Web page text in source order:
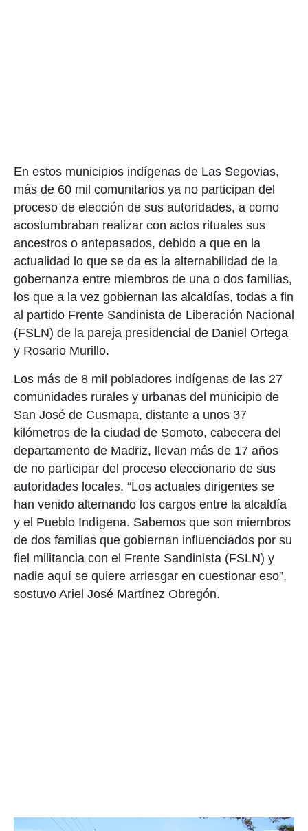
En estos municipios indígenas de Las Segovias,
más de 60 mil comunitarios ya no participan del
proceso de elección de sus autoridades, a como
acostumbraban realizar con actos rituales sus
ancestros o antepasados, debido a que en la
actualidad lo que se da es la alternabilidad de la
gobernanza entre miembros de una o dos familias,
los que a la vez gobiernan las alcaldías, todas a fin
al partido Frente Sandinista de Liberación Nacional
(FSLN) de la pareja presidencial de Daniel Ortega
y Rosario Murillo.
Los más de 8 mil pobladores indígenas de las 27
comunidades rurales y urbanas del municipio de
San José de Cusmapa, distante a unos 37
kilómetros de la ciudad de Somoto, cabecera del
departamento de Madriz, llevan más de 17 años
de no participar del proceso eleccionario de sus
autoridades locales. “Los actuales dirigentes se
han venido alternando los cargos entre la alcaldía
y el Pueblo Indígena. Sabemos que son miembros
de dos familias que gobiernan influenciados por su
fiel militancia con el Frente Sandinista (FSLN) y
nadie aquí se quiere arriesgar en cuestionar eso”,
sostuvo Ariel José Martínez Obregón.